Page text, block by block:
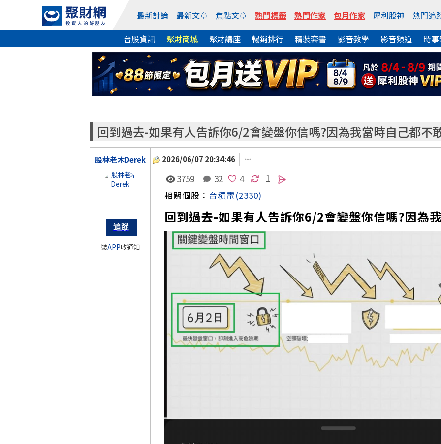
最新討論 最新文章 焦點文章 熱門標籤 熱門作家 包月作家 犀利股神
熱門追
台股資訊
聚財商城 聚財講座 暢銷排行 精裝套書 影音教學 影音頻道 時
回到過去-如果有人告訴你6/2會變盤你信嗎?因為我當時自己都不
股林老木Derek
裝APP收通知
2026/06/07 20:34:46
3759 32
1
相關個股： 台積電(2330)
回到過去-如果有人告訴你6/2會變盤你信嗎?因為